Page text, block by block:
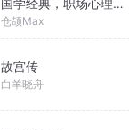
必听
仓颉Max
故宫传
白羊晓舟